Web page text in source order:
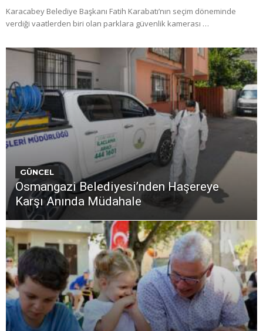
Karacabey Belediye Başkanı Fatih Karabatı’nın seçim döneminde
verdiği vaatlerden biri olan parklara güvenlik kamerası …
GÜNCEL
Osmangazi Belediyesi’nden Haşereye
Karşı Anında Müdahale